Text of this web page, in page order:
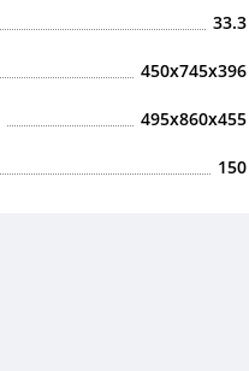
33.3
450x745x396
495x860x455
150